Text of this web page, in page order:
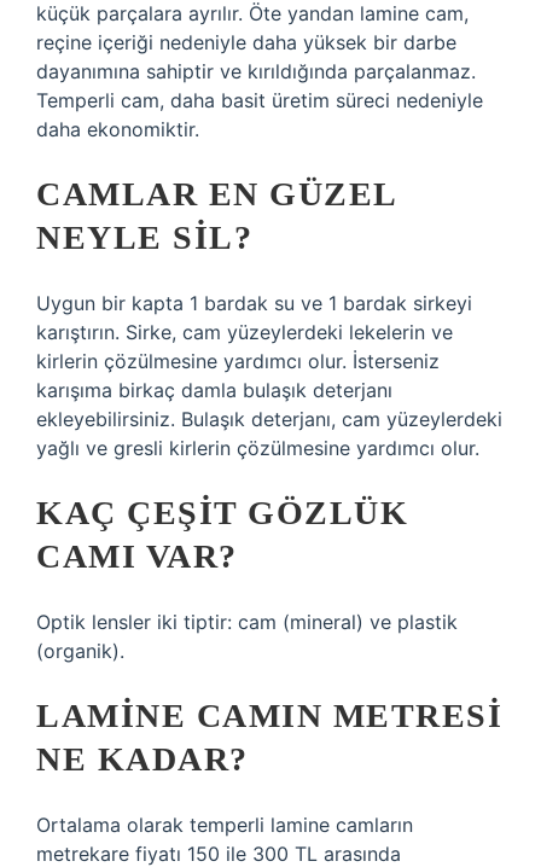
küçük parçalara ayrılır. Öte yandan lamine cam,
reçine içeriği nedeniyle daha yüksek bir darbe
dayanımına sahiptir ve kırıldığında parçalanmaz.
Temperli cam, daha basit üretim süreci nedeniyle
daha ekonomiktir.
CAMLAR EN GÜZEL
NEYLE SIL?
Uygun bir kapta 1 bardak su ve 1 bardak sirkeyi
karıştırın. Sirke, cam yüzeylerdeki lekelerin ve
kirlerin çözülmesine yardımcı olur. İsterseniz
karışıma birkaç damla bulaşık deterjanı
ekleyebilirsiniz. Bulaşık deterjanı, cam yüzeylerdeki
yağlı ve gresli kirlerin çözülmesine yardımcı olur.
KAÇ ÇEŞIT GÖZLÜK
CAMI VAR?
Optik lensler iki tiptir: cam (mineral) ve plastik
(organik).
LAMINE CAMIN METRESI
NE KADAR?
Ortalama olarak temperli lamine camların
metrekare fiyatı 150 ile 300 TL arasında